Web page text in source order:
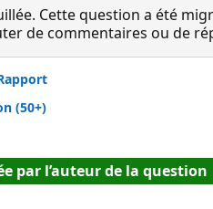
Cette question a été
de commentaires ou de
(50+)
par l’auteur de la question